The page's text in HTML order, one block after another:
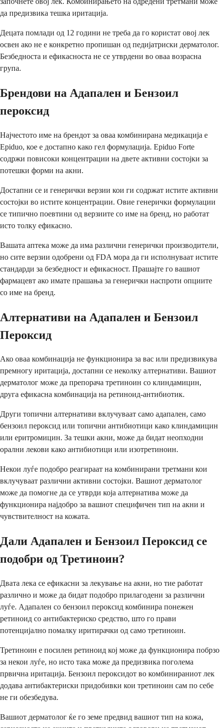
да предизвика тешка иритација.
Децата помлади од 12 години не треба да го користат овој лек
освен ако не е конкретно пропишан од педијатриски дерматолог.
Безбедноста и ефикасноста не се утврдени во оваа возрасна
група.
Брендови на Адапален и Бензоил
пероксид
Најчестото име на брендот за оваа комбинирана медикација е
Epiduo, кое е достапно како гел формулација. Epiduo Forte
содржи повисоки концентрации на двете активни состојки за
потешки форми на акни.
Достапни се и генерички верзии кои ги содржат истите активни
состојки во истите концентрации. Овие генерички формулации
се типично поевтини од верзиите со име на бренд, но работат
исто толку ефикасно.
Вашата аптека може да има различни генерички производители,
но сите верзии одобрени од FDA мора да ги исполнуваат истите
стандарди за безбедност и ефикасност. Прашајте го вашиот
фармацевт ако имате прашања за генерички наспроти опциите
со име на бренд.
Алтернативи на Адапален и Бензоил
Пероксид
Ако оваа комбинација не функционира за вас или предизвикува
премногу иритација, достапни се неколку алтернативи. Вашиот
дерматолог може да препорача третиноин со клиндамицин,
друга ефикасна комбинација на ретиноид-антибиотик.
Други топични алтернативи вклучуваат само адапален, само
бензоил пероксид или топични антибиотици како клиндамицин
или еритромицин. За тешки акни, може да бидат неопходни
орални лекови како антибиотици или изотретиноин.
Некои луѓе подобро реагираат на комбинирани третмани кои
вклучуваат различни активни состојки. Вашиот дерматолог
може да помогне да се утврди која алтернатива може да
функционира најдобро за вашиот специфичен тип на акни и
чувствителност на кожата.
Дали Адапален и Бензоил Пероксид се
подобри од Третиноин?
Двата лека се ефикасни за лекување на акни, но тие работат
различно и може да бидат подобро прилагодени за различни
луѓе. Адапален со бензоил пероксид комбинира понежен
ретиноид со антибактериско средство, што го прави
потенцијално помалку иритирачки од само третиноин.
Третиноин е посилен ретиноид кој може да функционира побрзо
за некои луѓе, но исто така може да предизвика поголема
првична иритација. Бензоил пероксидот во комбинираниот лек
додава антибактериски придобивки кои третиноин сам по себе
не ги обезбедува.
Вашиот дерматолог ќе го земе предвид вашиот тип на кожа,